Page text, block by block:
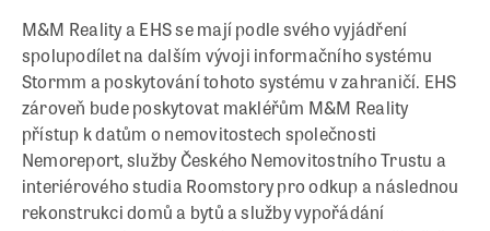
M&M Reality a EHS se mají podle svého vyjádření
spolupodílet na dalším vývoji informačního systému
Stormm a poskytování tohoto systému v zahraničí. EHS
zároveň bude poskytovat makléřům M&M Reality
přístup k datům o nemovitostech společnosti
Nemoreport, služby Českého Nemovitostního Trustu a
interiérového studia Roomstory pro odkup a následnou
rekonstrukci domů a bytů a služby vypořádání